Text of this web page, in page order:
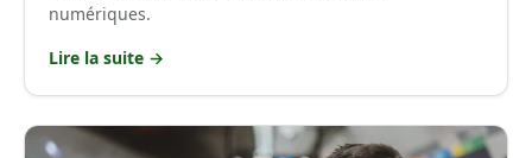
numériques.
Lire la suite →